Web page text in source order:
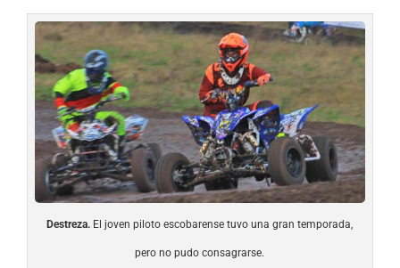
Destreza. El joven piloto escobarense tuvo una gran temporada,
pero no pudo consagrarse.